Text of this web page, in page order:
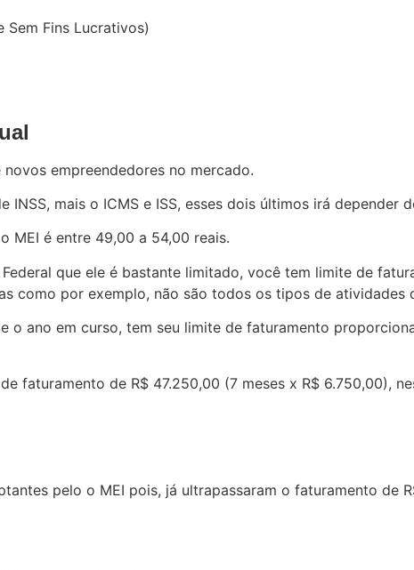
Sem Fins Lucrativos)
empreendedores no mercado.
mais o ICMS e ISS, esses dois últimos irá depender
MEI é entre 49,00 a 54,00 reais.
que ele é bastante limitado, você tem limite de
como por exemplo, não são todos os tipos de atividades
o ano em curso, tem seu limite de faturamento
faturamento de R$ 47.250,00 (7 meses x R$ 6.750,00),
pelo o MEI pois, já ultrapassaram o faturamento de